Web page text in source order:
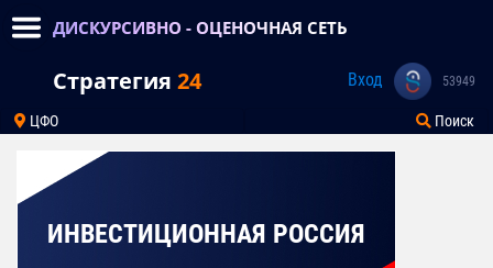
ДИСКУРСИВНО - ОЦЕНОЧНАЯ СЕТЬ
Стратегия 24 Вход 53949
ЦФО Поиск
ИНВЕСТИЦИОННАЯ РОССИЯ